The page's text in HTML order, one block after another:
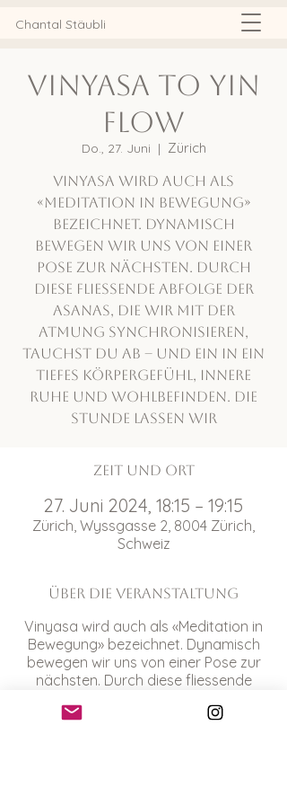
Chantal Stäubli
Vinyasa to Yin
Flow
Do., 27. Juni
  |
Zürich
Vinyasa wird auch als
«Meditation in Bewegung»
bezeichnet. Dynamisch
bewegen wir uns von einer
Pose zur nächsten. Durch
diese fliessende Abfolge der
Asanas, die wir mit der
Atmung synchronisieren,
tauchst du ab – und ein in ein
tiefes Körpergefühl, innere
Ruhe und Wohlbefinden. Die
Stunde lassen wir
Zeit und Ort
27. Juni 2024, 18:15 – 19:15
Zürich, Wyssgasse 2, 8004 Zürich,
Schweiz
Über die Veranstaltung
Vinyasa wird auch als «Meditation in
Bewegung» bezeichnet. Dynamisch
bewegen wir uns von einer Pose zur
nächsten. Durch diese fliessende
Atmung synchronisieren, tauchst du